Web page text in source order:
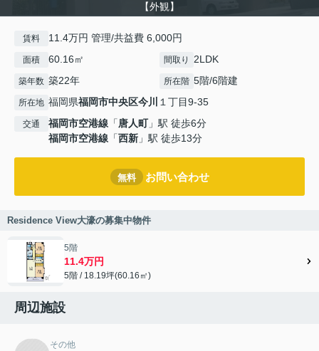
【外観】
賃料 11.4万円 管理/共益費 6,000円
面積 60.16㎡ 間取り 2LDK
築年数 築22年 所在階 5階/6階建
所在地 福岡県福岡市中央区今川 １丁目9-35
交通 福岡市空港線 「唐人町」駅 徒歩6分
福岡市空港線 「西新 」駅 徒歩13分
無料 お問い合わせ
Residence View大濠の募集中物件
5階
11.4万円
5階 / 18.19坪(60.16㎡)
周辺施設
その他